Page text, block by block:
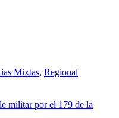
Mixtas, Regional